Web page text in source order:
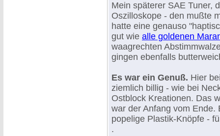
Mein späterer SAE Tuner,
Oszilloskope - den mußte
hatte eine genauso
gut wie alle goldenen
waagrechten
gingen ebenfalls
Es war ein Genuß. Hier
ziemlich billig - wie bei
Ostblock Kreationen. Das
war der Anfang vom Ende.
popelige Plastik-Knöpfe -
.